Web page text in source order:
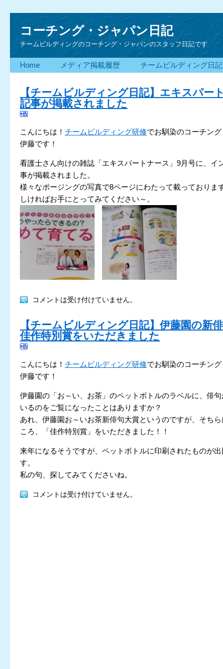
コーチング・ジャパン日記
チームビルディングのコーチング・ジャパンのスタッフ日記です
Home メディア掲載履歴 チームビルディング日記
【チームビルディング日記】エキスパー
記事が掲載されました
こんにちは！ チームビルディング研修でお馴染のコーチン
伊藤です！
看護士さん向けの雑誌「エキスパートナース」9月号に、イ
事が掲載されました。
様々なポージングの写真で8ページにわたって載っておりま
しければお手にとってみてください～。
コメントは受け付けていません。
【チームビルディング日記】伊藤園の新
佳作特別賞をいただきました
こんにちは！ チームビルディング研修でお馴染のコーチン
伊藤です！
伊藤園の「お～い、お茶」のペットボトルのラベルに、俳
いるのをご覧になったことはありますか？
あれ、伊藤園お～いお茶新俳句大賞というのですが、そち
ころ、「佳作特別賞」をいただきました！！
来年になるそうですが、ペットボトルに印刷されたものが
す。
私の句、探してみてくださいね。
コメントは受け付けていません。